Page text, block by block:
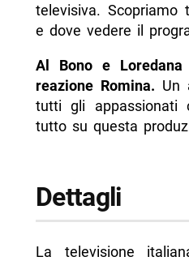
televisiva. Scopriamo
e dove vedere il
Al Bono e Loredana
reazione Romina. Un
tutti gli appassionati
tutto su questa
Dettagli
La televisione